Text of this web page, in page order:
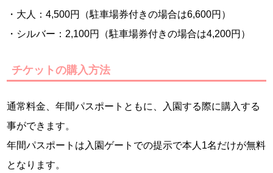
・大人：4,500円（駐車場券付きの場合は6,600円）
・シルバー：2,100円（駐車場券付きの場合は4,200円）
チケットの購入方法
通常料金、年間パスポートともに、入園する際に購入する
事ができます。
年間パスポートは入園ゲートでの提示で本人1名だけが無料
となります。